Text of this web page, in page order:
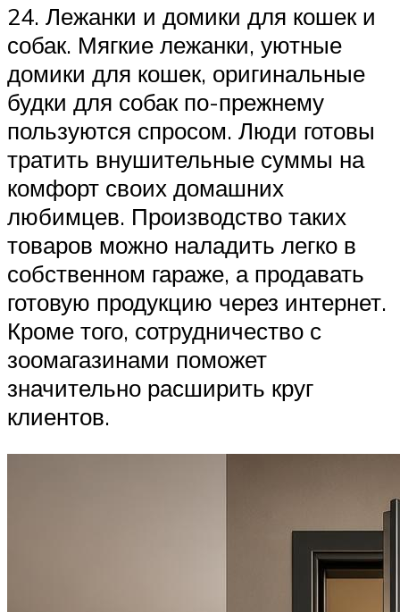
24. Лежанки и домики для кошек и
собак. Мягкие лежанки, уютные
домики для кошек, оригинальные
будки для собак по-прежнему
пользуются спросом. Люди готовы
тратить внушительные суммы на
комфорт своих домашних
любимцев. Производство таких
товаров можно наладить легко в
собственном гараже, а продавать
готовую продукцию через интернет.
Кроме того, сотрудничество с
зоомагазинами поможет
значительно расширить круг
клиентов.